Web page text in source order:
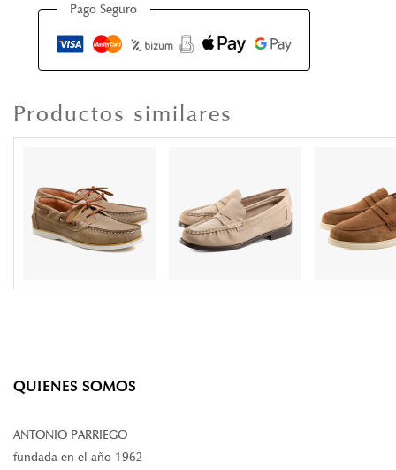
Pago Seguro
Productos similares
QUIENES SOMOS
ANTONIO PARRIEGO
fundada en el año 1962